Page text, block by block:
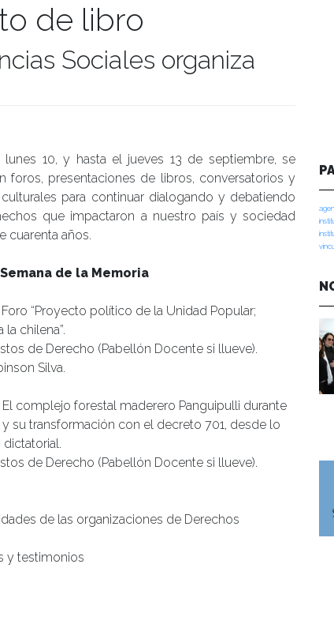
de libro
Sociales organiza
10, y hasta el jueves 13 de septiembre, se
foros, presentaciones de libros, conversatorios y
para continuar dialogando y debatiendo
que impactaron a nuestro país y sociedad
cuarenta años.
de la Memoria
“Proyecto político de la Unidad Popular;
chilena”.
de Derecho (Pabellón Docente si llueve).
Silva.
El complejo forestal maderero Panguipulli durante
y su transformación con el decreto 701, desde lo
de Derecho (Pabellón Docente si llueve).
de las organizaciones de Derechos
y testimonios